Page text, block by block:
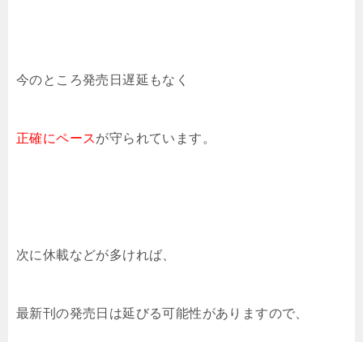
今のところ発売日遅延もなく
正確にペースが守られています。
次に休載などが多ければ、
最新刊の発売日は延びる可能性がありますので、